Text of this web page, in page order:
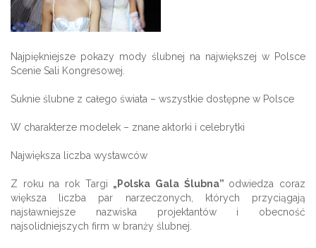
Najpiękniejsze pokazy mody ślubnej na największej w Polsce
Scenie Sali Kongresowej.
Suknie ślubne z całego świata – wszystkie dostępne w Polsce
W charakterze modelek – znane aktorki i celebrytki
Największa liczba wystawców
Z roku na rok Targi „Polska Gala Ślubna” odwiedza coraz
większa liczba par narzeczonych, których przyciągają
najsławniejsze nazwiska projektantów i obecność
najsolidniejszych firm w branży ślubnej.